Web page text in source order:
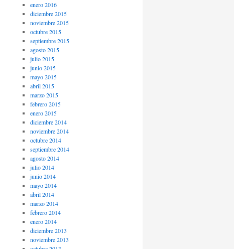
enero 2016
diciembre 2015
noviembre 2015
octubre 2015
septiembre 2015
agosto 2015
julio 2015
junio 2015
mayo 2015
abril 2015
marzo 2015
febrero 2015
enero 2015
diciembre 2014
noviembre 2014
octubre 2014
septiembre 2014
agosto 2014
julio 2014
junio 2014
mayo 2014
abril 2014
marzo 2014
febrero 2014
enero 2014
diciembre 2013
noviembre 2013